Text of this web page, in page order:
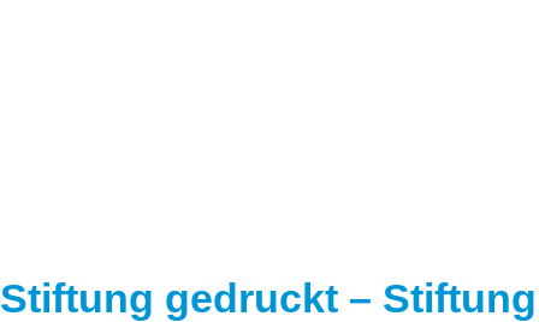
Schriften zum Umweltenergierecht
Stiftung gedruckt – Stiftung